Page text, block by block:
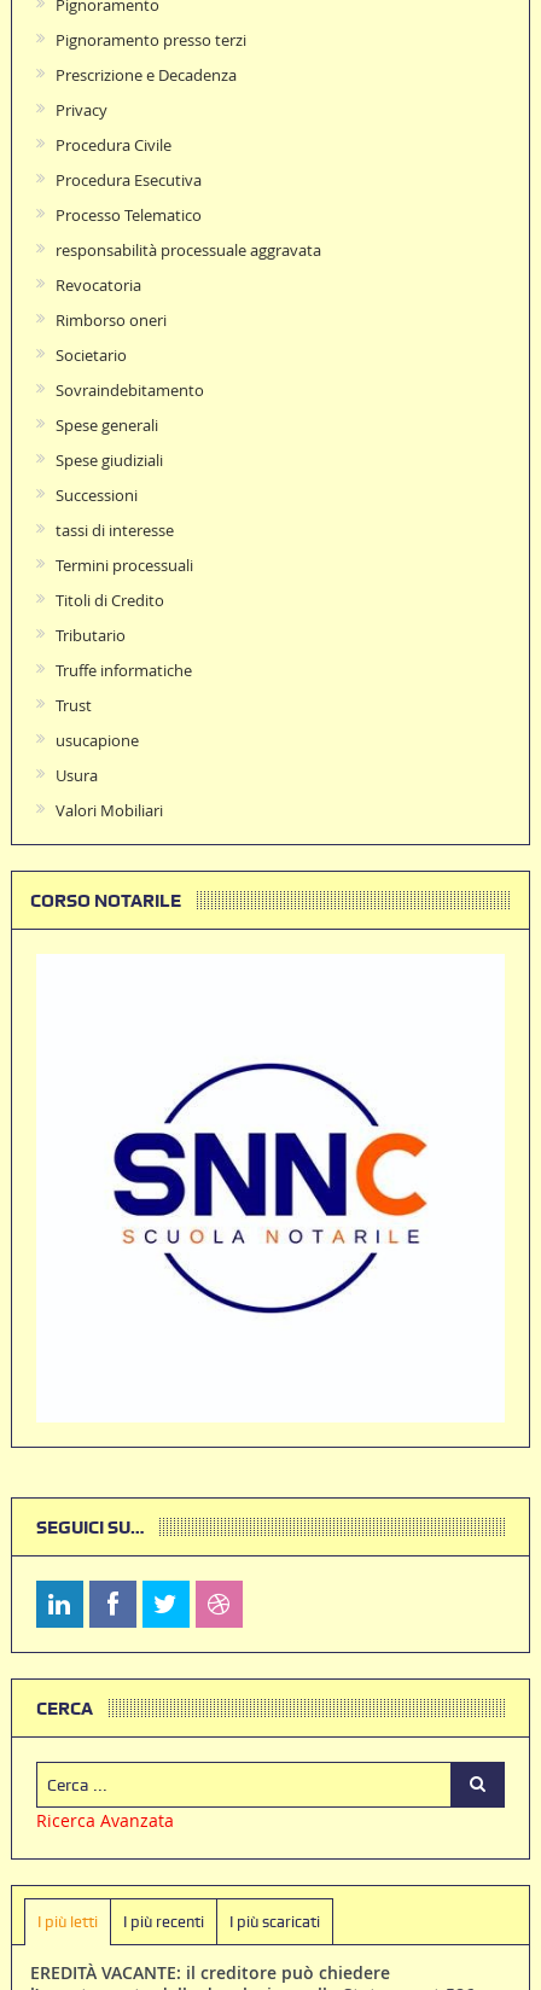
Pignoramento
Pignoramento presso terzi
Prescrizione e Decadenza
Privacy
Procedura Civile
Procedura Esecutiva
Processo Telematico
responsabilità processuale aggravata
Revocatoria
Rimborso oneri
Societario
Sovraindebitamento
Spese generali
Spese giudiziali
Successioni
tassi di interesse
Termini processuali
Titoli di Credito
Tributario
Truffe informatiche
Trust
usucapione
Usura
Valori Mobiliari
CORSO NOTARILE
SEGUICI SU…
CERCA
Ricerca Avanzata
I più letti I più recenti I più scaricati
EREDITÀ VACANTE: il creditore può chiedere